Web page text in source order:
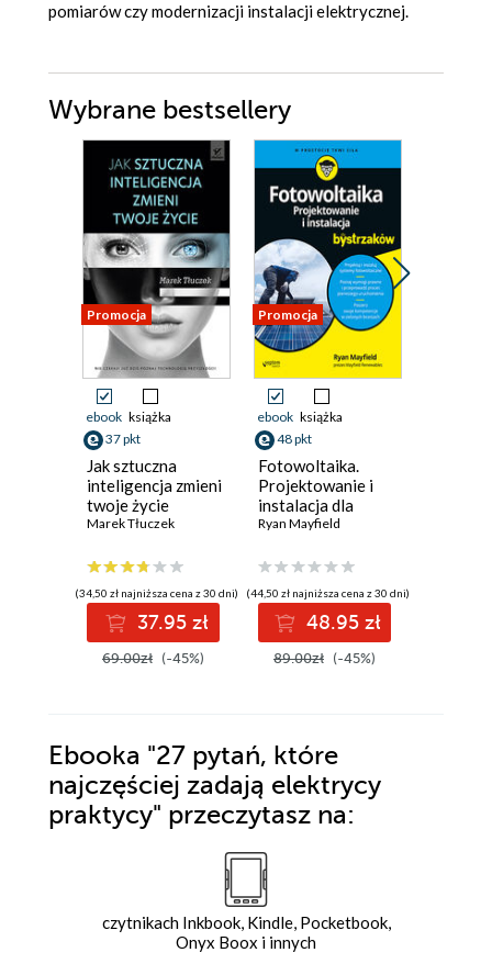
pomiarów czy modernizacji instalacji elektrycznej.
Wybrane bestsellery
Promocja
ebook książka
37 pkt
Jak sztuczna
inteligencja zmieni
twoje życie
Marek Tłuczek
(34,50 zł najniższa cena z 30 dni)
37.95 zł
69.00zł (-45%)
Promocja
ebook książka
48 pkt
Fotowoltaika.
Projektowanie i
instalacja dla
bystrzaków
Ryan Mayfield
(44,50 zł najniższa cena z 30 dni)
48.95 zł
89.00zł (-45%)
Ebooka "27 pytań, które
najczęściej zadają elektrycy
praktycy" przeczytasz na:
czytnikach Inkbook, Kindle, Pocketbook,
Onyx Boox i innych